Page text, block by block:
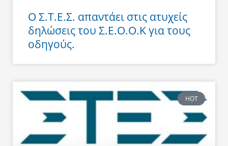
Ο Σ.Τ.Ε.Σ. απαντάει στις ατυχείς
δηλώσεις του Σ.Ε.Ο.Ο.Κ για τους
οδηγούς.
HOT